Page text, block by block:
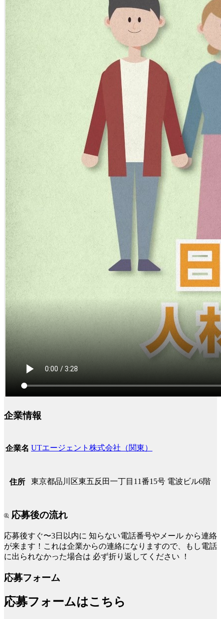
企業情報
企業名 UTエージェント株式会社（関東）
住所 東京都品川区東五反田一丁目11番15号 電波ビル6階
応募後の流れ
応募後すぐ〜3日以内に 知らない電話番号やメール から連絡
が来ます！これは企業からの連絡になりますので、もし電話
に出られなかった場合は 必ず折り返してください ！
応募フォーム
応募フォームはこちら